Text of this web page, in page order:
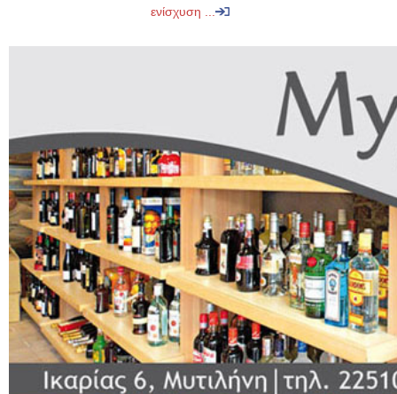
ενίσχυση ...